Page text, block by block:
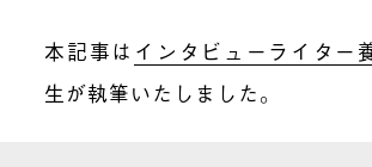
本記事は インタビューライター
生が執筆いたしました。